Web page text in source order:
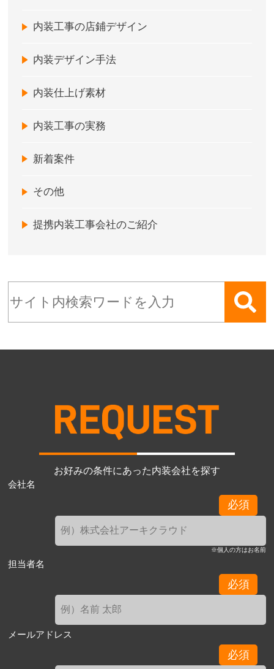
内装工事の店鋪デザイン
内装デザイン手法
内装仕上げ素材
内装工事の実務
新着案件
その他
提携内装工事会社のご紹介
お好みの条件にあった内装会社を探す
会社名
必須
※個人の方はお名前
担当者名
必須
メールアドレス
必須